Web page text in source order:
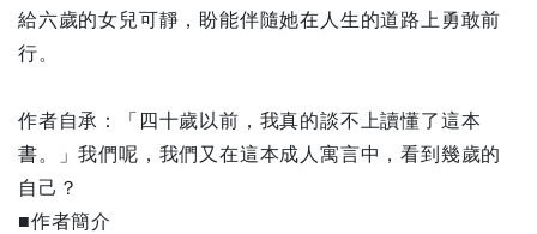
給六歲的女兒可靜，盼能伴隨她在人生的道路上勇敢前
行。
作者自承：「四十歲以前，我真的談不上讀懂了這本
書。」我們呢，我們又在這本成人寓言中，看到幾歲的
自己？
■作者簡介